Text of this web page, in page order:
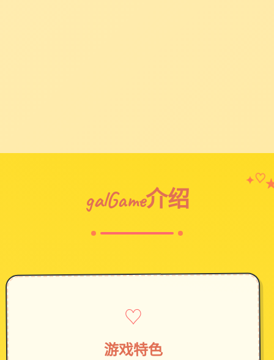
galGame介绍
✦♡
♡
游戏特色